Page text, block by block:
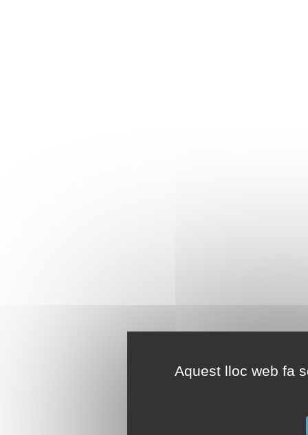
Aquest lloc web fa